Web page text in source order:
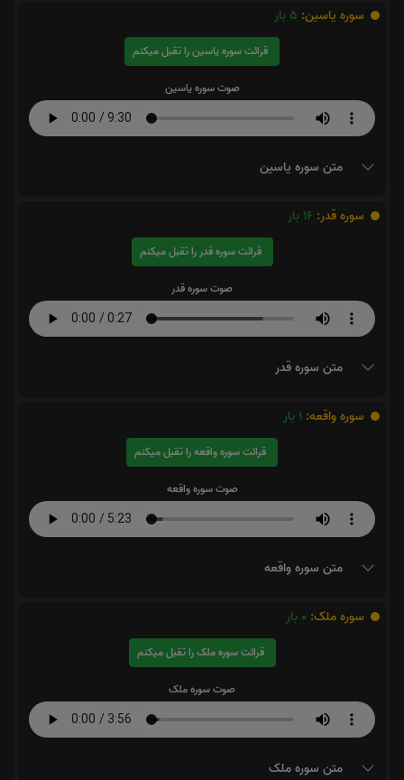
سوره یاسین: 5 بار
قرائت سوره یاسین را تقبل میکنم
صوت سوره یاسین
متن سوره یاسین
سوره قدر: 16 بار
قرائت سوره قدر را تقبل میکنم
صوت سوره قدر
متن سوره قدر
سوره واقعه: 1 بار
قرائت سوره واقعه را تقبل میکنم
صوت سوره واقعه
متن سوره واقعه
سوره ملک: 0 بار
قرائت سوره ملک را تقبل میکنم
صوت سوره ملک
متن سوره ملک